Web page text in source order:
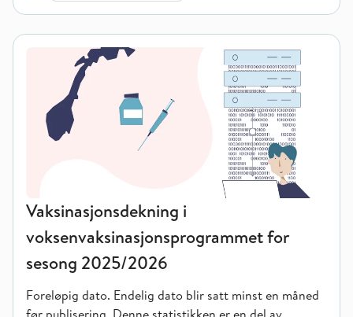
Vaksinasjonsdekning i
voksenvaksinasjonsprogrammet for
sesong 2025/2026
Foreløpig dato. Endelig dato blir satt minst en måned